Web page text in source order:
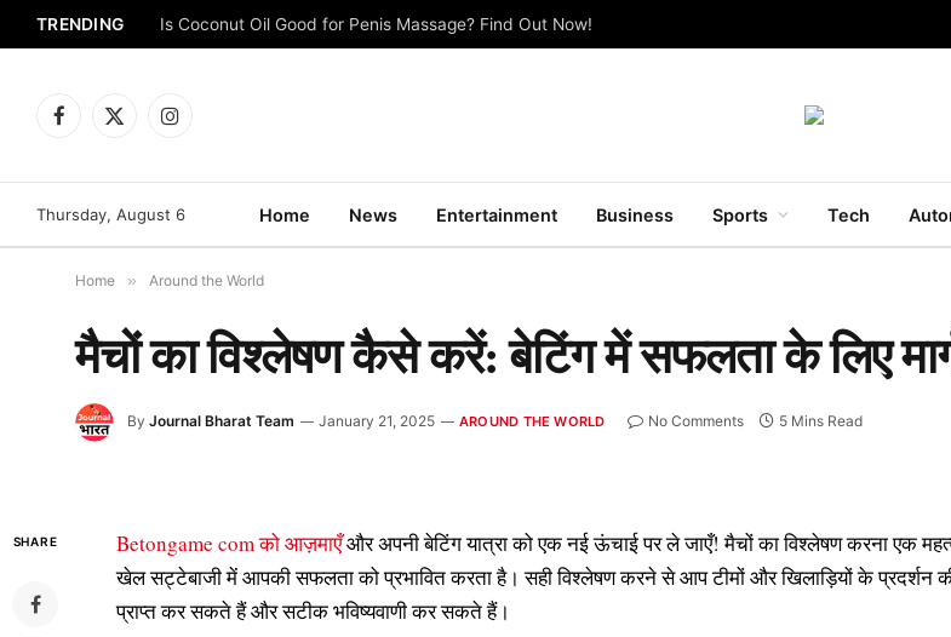
TRENDING Is Coconut Oil Good for Penis Massage? Find Out Now!
Facebook
X
Instagram
Thursday, August 6 Home News Entertainment Business Sports Tech
Home » Around the World
मैचों का विश्लेषण कैसे करें: बेटिंग में सफलता के लिए
By Journal Bharat Team January 21, 2025 AROUND THE WORLD No Comments 5 Mins Read
SHARE Betongame com को आज़माएँऔर अपनी बेटिंग यात्रा को एक नई ऊंचाई पर ले जाएँ! मैचों का विश्लेषण करना एक
खेल सट्टेबाजी में आपकी सफलता को प्रभावित करता है। सही विश्लेषण करने से आप टीमों और खिलाड़ियों के प्रदर्शन
प्राप्त कर सकते हैं और सटीक भविष्यवाणी कर सकते हैं।